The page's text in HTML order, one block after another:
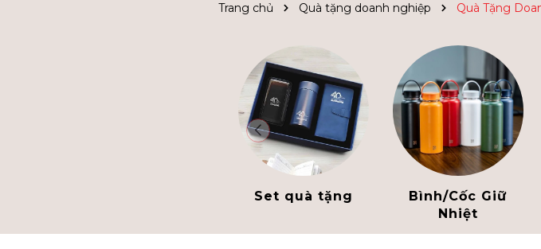
Trang chủ Quà tặng doanh nghiệp Quà Tặng
Set quà tặng
Bình/Cốc Giữ
Nhiệt